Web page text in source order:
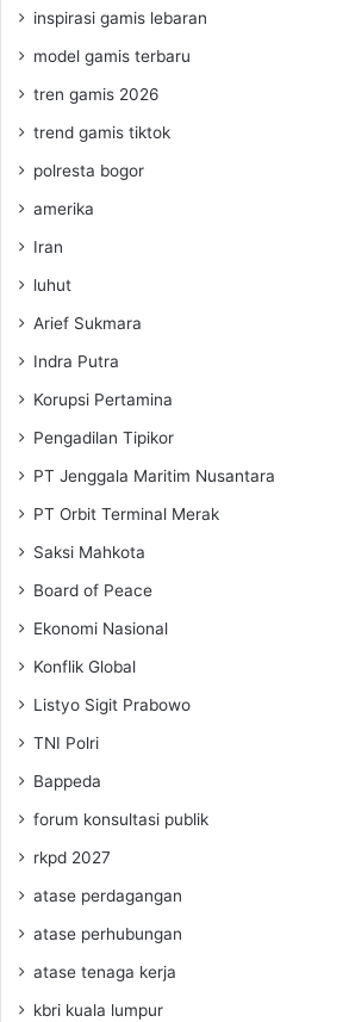
inspirasi gamis lebaran
model gamis terbaru
tren gamis 2026
trend gamis tiktok
polresta bogor
amerika
Iran
luhut
Arief Sukmara
Indra Putra
Korupsi Pertamina
Pengadilan Tipikor
PT Jenggala Maritim Nusantara
PT Orbit Terminal Merak
Saksi Mahkota
Board of Peace
Ekonomi Nasional
Konflik Global
Listyo Sigit Prabowo
TNI Polri
Bappeda
forum konsultasi publik
rkpd 2027
atase perdagangan
atase perhubungan
atase tenaga kerja
kbri kuala lumpur